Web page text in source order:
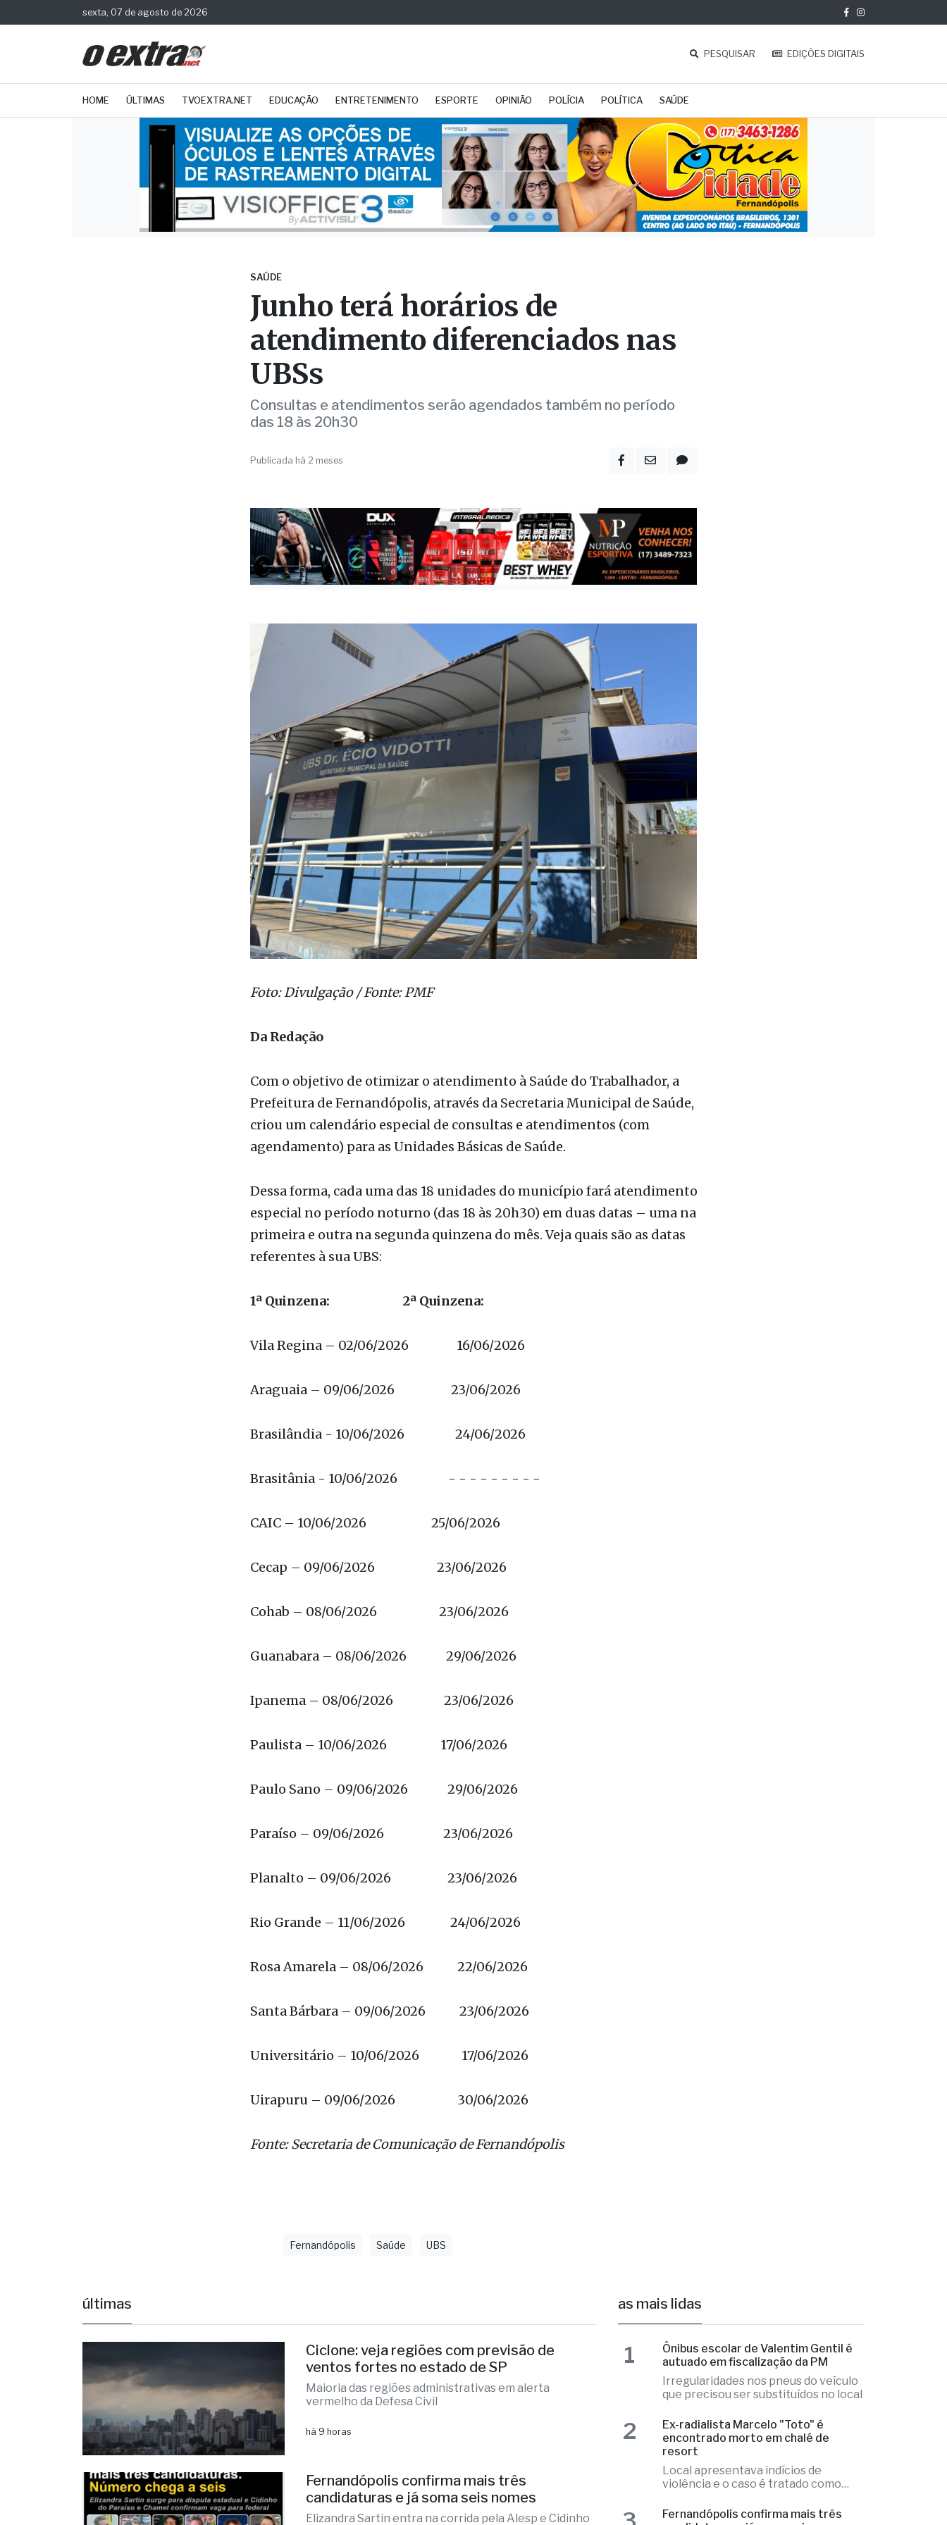
sexta, 07 de agosto de 2026
PESQUISAR EDIÇÕES DIGITAIS
HOME ÚLTIMAS TVOEXTRA.NET EDUCAÇÃO ENTRETENIMENTO ESPORTE OPINIÃO POLÍCIA POLÍTICA SAÚDE
SAÚDE
Junho terá horários de
atendimento diferenciados nas
UBSs
das 18 às 20h30
Foto: Divulgação / Fonte: PMF
Da Redação
Com o objetivo de otimizar o atendimento à Saúde do Trabalhador, a
Prefeitura de Fernandópolis, através da Secretaria Municipal de Saúde,
agendamento) para as Unidades Básicas de Saúde.
Dessa forma, cada uma das 18 unidades do município fará atendimento
especial no período noturno (das 18 às 20h30) em duas datas – uma na
referentes à sua UBS:
1ª Quinzena: 2ª Quinzena:
Vila Regina – 02/06/2026 16/06/2026
Araguaia – 09/06/2026 23/06/2026
Brasilândia - 10/06/2026 24/06/2026
Brasitânia - 10/06/2026 - - - - - - - - -
CAIC – 10/06/2026 25/06/2026
Cecap – 09/06/2026 23/06/2026
Cohab – 08/06/2026 23/06/2026
Guanabara – 08/06/2026 29/06/2026
Ipanema – 08/06/2026 23/06/2026
Paulista – 10/06/2026 17/06/2026
Paulo Sano – 09/06/2026 29/06/2026
Paraíso – 09/06/2026 23/06/2026
Planalto – 09/06/2026 23/06/2026
Rio Grande – 11/06/2026 24/06/2026
Rosa Amarela – 08/06/2026 22/06/2026
Santa Bárbara – 09/06/2026 23/06/2026
Universitário – 10/06/2026 17/06/2026
Uirapuru – 09/06/2026 30/06/2026
últimas
Ciclone: veja regiões com previsão de
ventos fortes no estado de SP
Maioria das regiões administrativas em alerta
Fernandópolis confirma mais três
as mais lidas
Ônibus escolar de Valentim Gentil é
autuado em fiscalização da PM
Irregularidades nos pneus do veículo
que precisou ser substituídos no local
Ex-radialista Marcelo "Toto" é
encontrado morto em chalé de
resort
Local apresentava indícios de